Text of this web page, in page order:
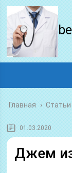
Главная › Статьи
01.03.2020
Джем